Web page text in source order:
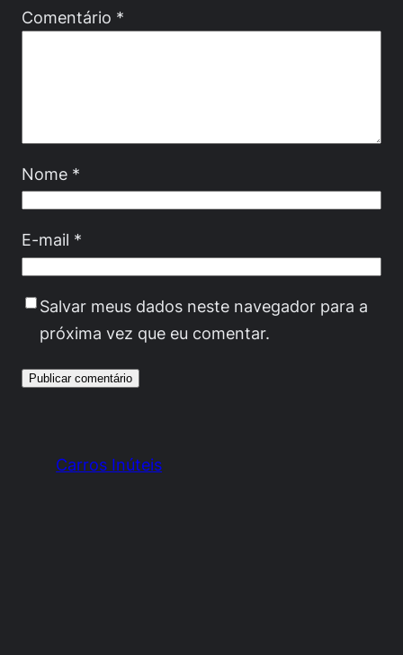
Comentário *
Nome *
E-mail *
Salvar meus dados neste navegador para a
próxima vez que eu comentar.
Carros Inúteis